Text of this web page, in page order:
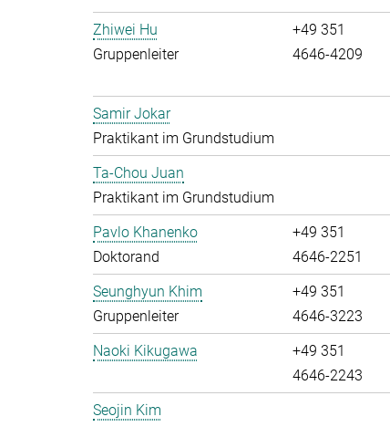
Zhiwei Hu
Gruppenleiter
+49 351
4646-4209
Samir Jokar
Praktikant im Grundstudium
Ta-Chou Juan
Praktikant im Grundstudium
Pavlo Khanenko
Doktorand
+49 351
4646-2251
Seunghyun Khim
Gruppenleiter
+49 351
4646-3223
Naoki Kikugawa
+49 351
4646-2243
Seojin Kim